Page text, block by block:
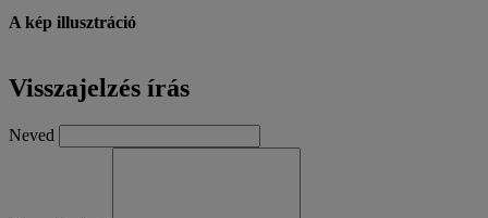
A kép illusztráció
Visszajelzés írás
Neved